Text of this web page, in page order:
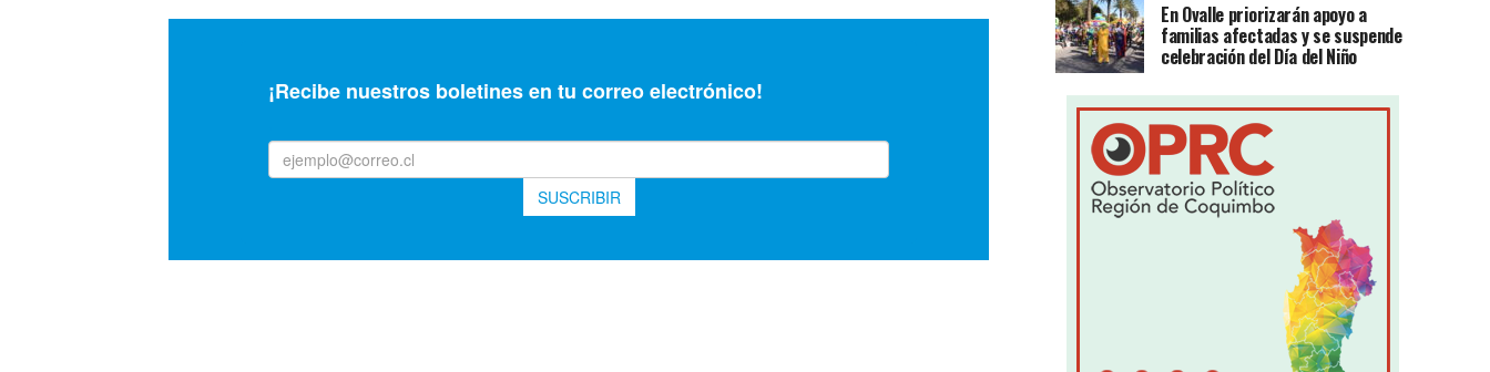
En Ovalle priorizarán apoyo a
familias afectadas y se suspende
celebración del Día del Niño